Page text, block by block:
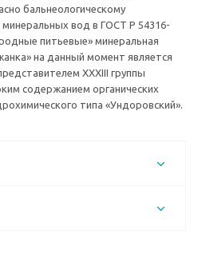
бальнеологическому
вод в ГОСТ Р 54316-
питьевые» минеральная
на данный момент является
ХХХIII группы
содержанием органических
типа «Ундоровский».